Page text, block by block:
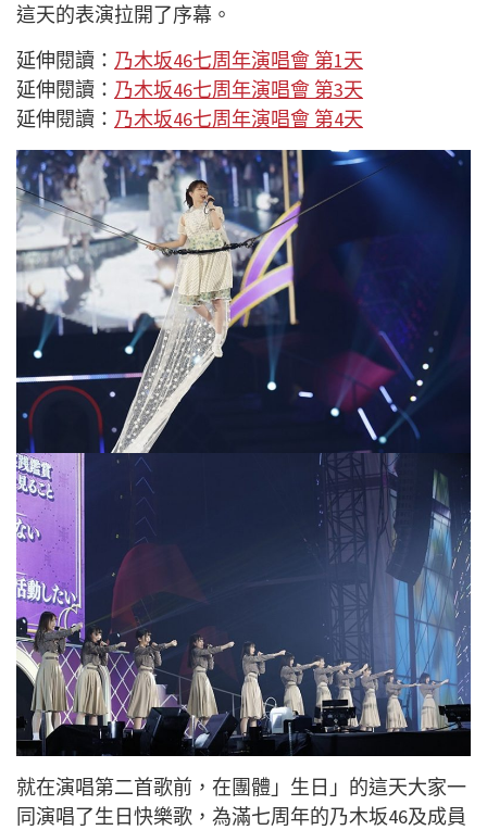
這天的表演拉開了序幕。
延伸閱讀： 乃木坂46七周年演唱會 第1天
延伸閱讀： 乃木坂46七周年演唱會 第3天
延伸閱讀： 乃木坂46七周年演唱會 第4天
就在演唱第二首歌前，在團體」生日」的這天大家一
同演唱了生日快樂歌，為滿七周年的乃木坂46及成員